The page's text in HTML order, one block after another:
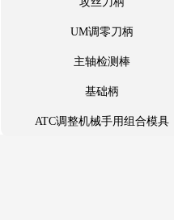
攻丝刀柄
UM调零刀柄
UM调零刀柄
主轴检测棒
主轴检测棒
基础柄
基础柄
ATC调整机械手用组合模具